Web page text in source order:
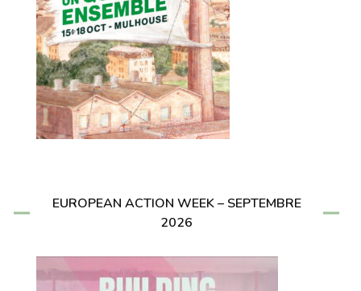
EUROPEAN ACTION WEEK – SEPTEMBRE
2026